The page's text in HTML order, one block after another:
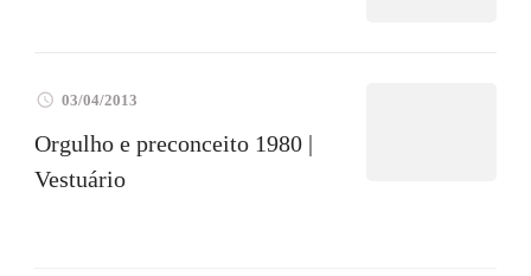
03/04/2013
Orgulho e preconceito 1980 |
Vestuário